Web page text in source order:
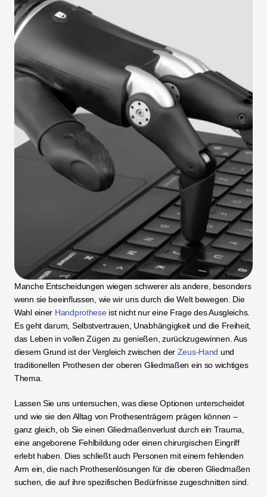
Manche Entscheidungen wiegen schwerer als andere, besonders
wenn sie beeinflussen, wie wir uns durch die Welt bewegen. Die
Wahl einer Handprothese ist nicht nur eine Frage des Ausgleichs.
Es geht darum, Selbstvertrauen, Unabhängigkeit und die Freiheit,
das Leben in vollen Zügen zu genießen, zurückzugewinnen. Aus
diesem Grund ist der Vergleich zwischen der Zeus-Hand und
traditionellen Prothesen der oberen Gliedmaßen ein so wichtiges
Thema.
Lassen Sie uns untersuchen, was diese Optionen unterscheidet
und wie sie den Alltag von Prothesenträgern prägen können –
ganz gleich, ob Sie einen Gliedmaßenverlust durch ein Trauma,
eine angeborene Fehlbildung oder einen chirurgischen Eingriff
erlebt haben. Dies schließt auch Personen mit einem fehlenden
Arm ein, die nach Prothesenlösungen für die oberen Gliedmaßen
suchen, die auf ihre spezifischen Bedürfnisse zugeschnitten sind.